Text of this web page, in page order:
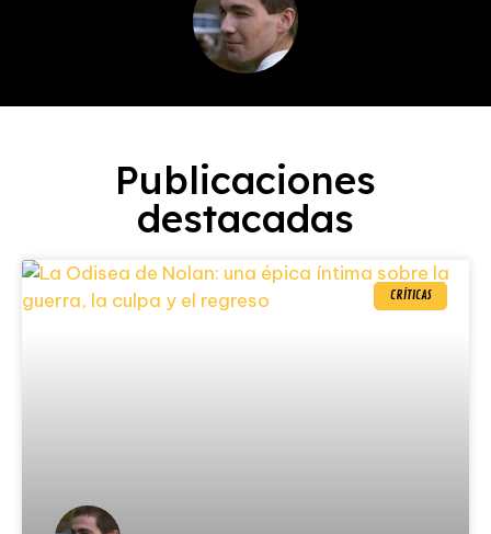
Publicaciones
destacadas
CRÍTICAS